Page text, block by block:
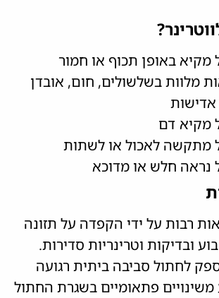
באופן תכוף או חמור
מלוות בשלשולים, חום, אובדן
אדישות
מקיא דם
מתקשה לאכול או לשתות
נראה חלש או מדוכא
רבות על ידי הקפדה על תזונה
ובדיקות וטרינריות סדירות.
לחתול סביבה ביתית רגועה
משינויים פתאומיים בשגרת החתול